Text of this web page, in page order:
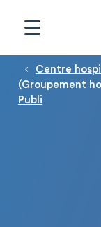
Fil d'Ariane
Centre
(Groupement
Publi
Panneau de